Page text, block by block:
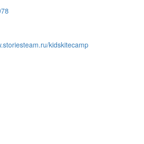
kidskitecamp